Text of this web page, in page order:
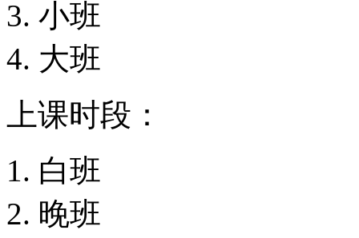
小班
大班
上课时段：
白班
晚班